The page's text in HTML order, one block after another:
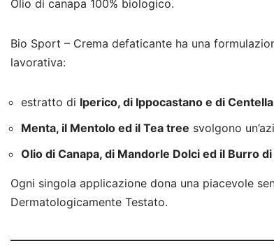
Olio di canapa 100% biologico.
Bio Sport – Crema defaticante ha una
lavorativa:
estratto di Iperico, di Ippocastano e di Centella
Menta, il Mentolo ed il Tea tree svolgono
Olio di Canapa, di Mandorle Dolci ed il Burro
Ogni singola applicazione dona una piacevole
Dermatologicamente Testato.